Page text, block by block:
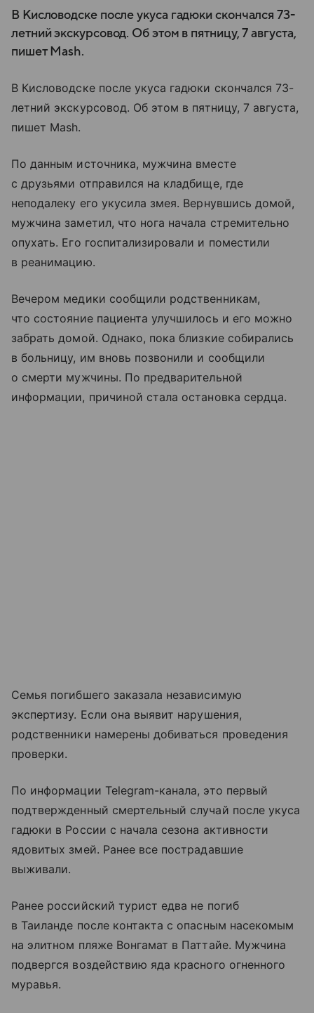
В Кисловодске после укуса гадюки скончался 73-
летний экскурсовод. Об этом в пятницу, 7 августа,
пишет Mash.
В Кисловодске после укуса гадюки скончался 73-
летний экскурсовод. Об этом в пятницу, 7 августа,
пишет Mash.
По данным источника, мужчина вместе
с друзьями отправился на кладбище, где
неподалеку его укусила змея. Вернувшись домой,
мужчина заметил, что нога начала стремительно
опухать. Его госпитализировали и поместили
в реанимацию.
Вечером медики сообщили родственникам,
что состояние пациента улучшилось и его можно
забрать домой. Однако, пока близкие собирались
в больницу, им вновь позвонили и сообщили
о смерти мужчины. По предварительной
информации, причиной стала остановка сердца.
Семья погибшего заказала независимую
экспертизу. Если она выявит нарушения,
родственники намерены добиваться проведения
проверки.
По информации Telegram-канала, это первый
подтвержденный смертельный случай после укуса
гадюки в России с начала сезона активности
ядовитых змей. Ранее все пострадавшие
выживали.
Ранее российский турист едва не погиб
в Таиланде после контакта с опасным насекомым
на элитном пляже Вонгамат в Паттайе. Мужчина
подвергся воздействию яда красного огненного
муравья.